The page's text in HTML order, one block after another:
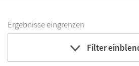
Ergebnisse eingrenzen
Filter